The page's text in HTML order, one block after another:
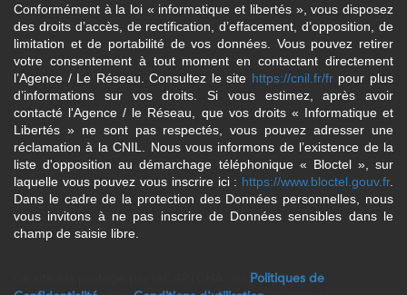
Conformément à la loi « informatique et libertés », vous disposez
des droits d’accès, de rectification, d’effacement, d’opposition, de
limitation et de portabilité de vos données. Vous pouvez retirer
votre consentement à tout moment en contactant directement
l’Agence / Le Réseau. Consultez le site https://cnil.fr/frpour plus
d’informations sur vos droits. Si vous estimez, après avoir
contacté l'Agence / le Réseau, que vos droits « Informatique et
Libertés » ne sont pas respectés, vous pouvez adresser une
réclamation à la CNIL. Nous vous informons de l’existence de la
liste d'opposition au démarchage téléphonique « Bloctel », sur
laquelle vous pouvez vous inscrire ici : https://www.bloctel.gouv.fr.
Dans le cadre de la protection des Données personnelles, nous
vous invitons à ne pas inscrire de Données sensibles dans le
champ de saisie libre.
Politiques de